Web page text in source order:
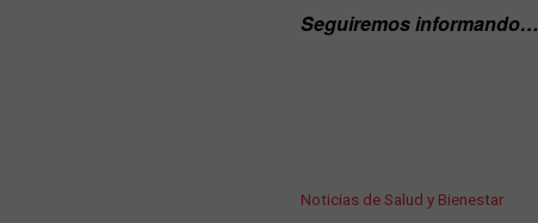
Seguiremos informando…
C
Noticias de Salud y Bienestar